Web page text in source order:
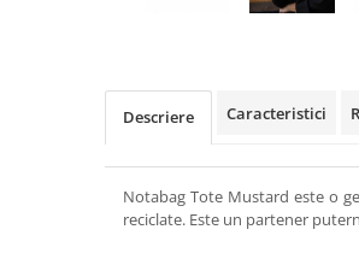
Descriere Caracteristici
Notabag Tote Mustard este o
reciclate. Este un partener